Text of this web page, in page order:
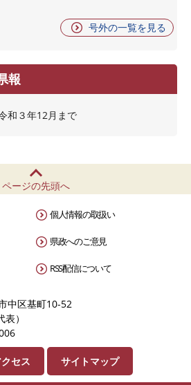
号外の一覧を見る
報
和３年12月まで
ページの先頭へ
個人情報の取扱い
県政へのご意見
RSS配信について
中区基町10-52
）
セス サイトマップ